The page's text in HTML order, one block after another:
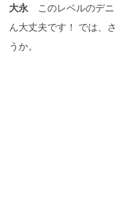
大永 このレベルのデニ
ん大丈夫です！ では、
うか。